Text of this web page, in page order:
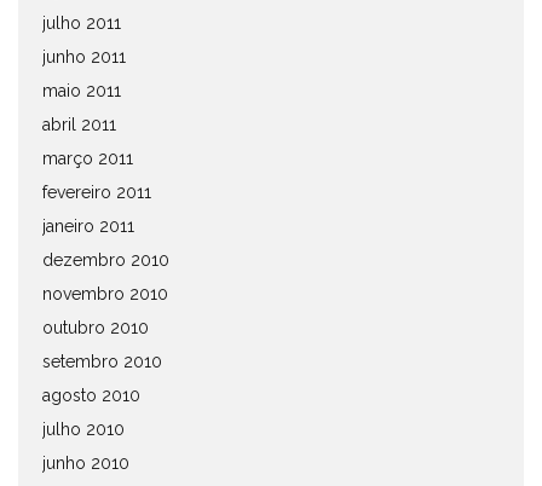
julho 2011
junho 2011
maio 2011
abril 2011
março 2011
fevereiro 2011
janeiro 2011
dezembro 2010
novembro 2010
outubro 2010
setembro 2010
agosto 2010
julho 2010
junho 2010